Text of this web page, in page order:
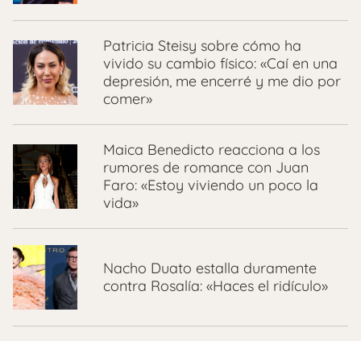
Patricia Steisy sobre cómo ha
vivido su cambio físico: «Caí en una
depresión, me encerré y me dio por
comer»
Maica Benedicto reacciona a los
rumores de romance con Juan
Faro: «Estoy viviendo un poco la
vida»
Nacho Duato estalla duramente
contra Rosalía: «Haces el ridículo»